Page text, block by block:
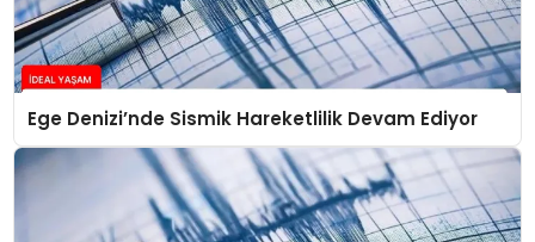
Ege Denizi’nde Sismik Hareketlilik Devam Ediyor